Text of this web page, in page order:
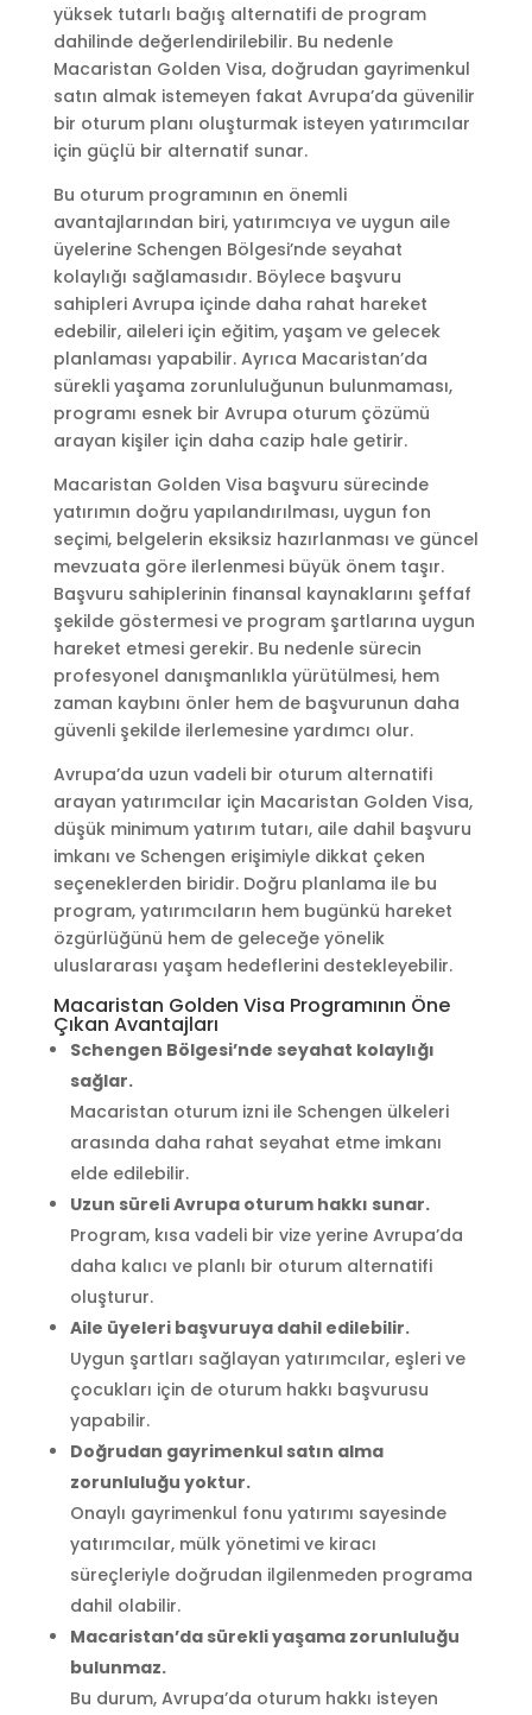
yüksek tutarlı bağış alternatifi de program
dahilinde değerlendirilebilir. Bu nedenle
Macaristan Golden Visa, doğrudan gayrimenkul
satın almak istemeyen fakat Avrupa’da güvenilir
bir oturum planı oluşturmak isteyen yatırımcılar
için güçlü bir alternatif sunar.
Bu oturum programının en önemli
avantajlarından biri, yatırımcıya ve uygun aile
üyelerine Schengen Bölgesi’nde seyahat
kolaylığı sağlamasıdır. Böylece başvuru
sahipleri Avrupa içinde daha rahat hareket
edebilir, aileleri için eğitim, yaşam ve gelecek
planlaması yapabilir. Ayrıca Macaristan’da
sürekli yaşama zorunluluğunun bulunmaması,
programı esnek bir Avrupa oturum çözümü
arayan kişiler için daha cazip hale getirir.
Macaristan Golden Visa başvuru sürecinde
yatırımın doğru yapılandırılması, uygun fon
seçimi, belgelerin eksiksiz hazırlanması ve güncel
mevzuata göre ilerlenmesi büyük önem taşır.
Başvuru sahiplerinin finansal kaynaklarını şeffaf
şekilde göstermesi ve program şartlarına uygun
hareket etmesi gerekir. Bu nedenle sürecin
profesyonel danışmanlıkla yürütülmesi, hem
zaman kaybını önler hem de başvurunun daha
güvenli şekilde ilerlemesine yardımcı olur.
Avrupa’da uzun vadeli bir oturum alternatifi
arayan yatırımcılar için Macaristan Golden Visa,
düşük minimum yatırım tutarı, aile dahil başvuru
imkanı ve Schengen erişimiyle dikkat çeken
seçeneklerden biridir. Doğru planlama ile bu
program, yatırımcıların hem bugünkü hareket
özgürlüğünü hem de geleceğe yönelik
uluslararası yaşam hedeflerini destekleyebilir.
Macaristan Golden Visa Programının Öne
Çıkan Avantajları
Schengen Bölgesi’nde seyahat kolaylığı
sağlar.
Macaristan oturum izni ile Schengen ülkeleri
arasında daha rahat seyahat etme imkanı
elde edilebilir.
Uzun süreli Avrupa oturum hakkı sunar.
Program, kısa vadeli bir vize yerine Avrupa’da
daha kalıcı ve planlı bir oturum alternatifi
oluşturur.
Aile üyeleri başvuruya dahil edilebilir.
Uygun şartları sağlayan yatırımcılar, eşleri ve
çocukları için de oturum hakkı başvurusu
yapabilir.
Doğrudan gayrimenkul satın alma
zorunluluğu yoktur.
Onaylı gayrimenkul fonu yatırımı sayesinde
yatırımcılar, mülk yönetimi ve kiracı
süreçleriyle doğrudan ilgilenmeden programa
dahil olabilir.
Macaristan’da sürekli yaşama zorunluluğu
bulunmaz.
Bu durum, Avrupa’da oturum hakkı isteyen